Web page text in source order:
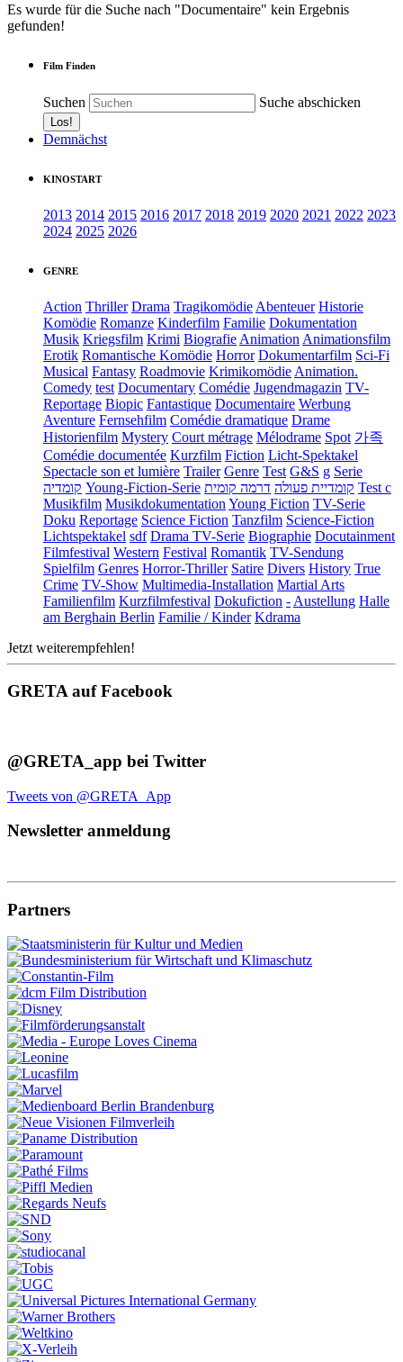
Es wurde für die Suche nach "Documentaire" kein Ergebnis
gefunden!
Film Finden
Suchen Suche abschicken
Demnächst
KINOSTART
2013 2014 2015 2016 2017 2018 2019 2020 2021 2022 2023
2024 2025 2026
GENRE
Action Thriller Drama Tragikomödie Abenteuer Historie
Komödie Romanze Kinderfilm Familie Dokumentation
Musik Kriegsfilm Krimi Biografie Animation Animationsfilm
Erotik Romantische Komödie Horror Dokumentarfilm Sci-Fi
Musical Fantasy Roadmovie Krimikomödie Animation.
Comedy test Documentary Comédie Jugendmagazin TV-
Reportage Biopic Fantastique Documentaire Werbung
Aventure Fernsehfilm Comédie dramatique Drame
Historienfilm Mystery Court métrage Mélodrame Spot 가족
Comédie documentée Kurzfilm Fiction Licht-Spektakel
Spectacle son et lumière Trailer Genre Test G&S g Serie
קומדיה Young-Fiction-Serie קומדיית פעולה דרמה קומית
Test c
Musikfilm Musikdokumentation Young Fiction TV-Serie
Doku Reportage Science Fiction Tanzfilm Science-Fiction
Lichtspektakel sdf Drama TV-Serie Biographie Docutainment
Filmfestival Western Festival Romantik TV-Sendung
Spielfilm Genres Horror-Thriller Satire Divers History True
Crime TV-Show Multimedia-Installation Martial Arts
Familienfilm Kurzfilmfestival Dokufiction - Austellung Halle
am Berghain Berlin Familie / Kinder Kdrama
Jetzt weiterempfehlen!
GRETA auf Facebook
@GRETA_app bei Twitter
Tweets von @GRETA_App
Newsletter anmeldung
Partners